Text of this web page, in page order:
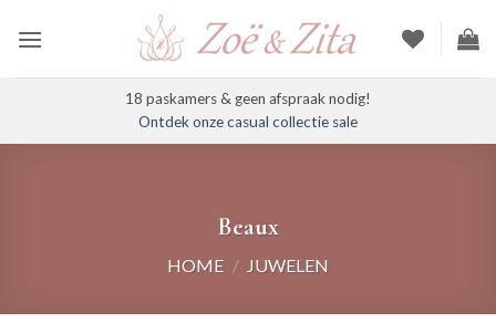
naar
18 paskamers & geen afspraak nodig!
Ontdek onze casual collectie sale
Beaux
HOME / JUWELEN